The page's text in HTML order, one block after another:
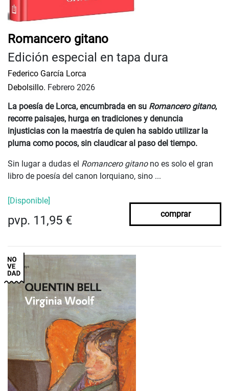
Romancero gitano
Edición especial en tapa dura
Federico García Lorca
Debolsillo. Febrero 2026
La poesía de Lorca, encumbrada en su Romancero gitano,
recorre paisajes, hurga en tradiciones y denuncia
injusticias con la maestría de quien ha sabido utilizar la
pluma como pocos, sin claudicar al paso del tiempo.
Sin lugar a dudas el Romancero gitanono es solo el gran
libro de poesía del canon lorquiano, sino ...
[Disponible]
pvp. 11,95 € comprar